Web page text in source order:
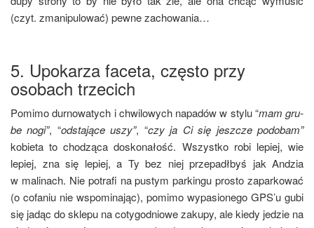
(czyt. zma­ni­pu­lo­wać) pew­ne zachowania…
5. Upokarza faceta, często przy
osobach trzecich
Pomi­mo dur­no­wa­tych i chwi­lo­wych napa­dów w sty­lu “mam gru­
be nogi”, “odsta­ją­ce uszy”, “czy ja Ci się jesz­cze podo­bam”
kobie­ta to cho­dzą­ca dosko­na­łość. Wszyst­ko robi lepiej, wie
lepiej, zna się lepiej, a Ty bez niej prze­padł­byś jak Andzia
w mali­nach. Nie potra­fi na pustym par­kin­gu pro­sto zapar­ko­wać
(o cofa­niu nie wspo­mi­na­jąc), pomi­mo wypa­sio­ne­go GPS’u gubi
się jadąc do skle­pu na coty­go­dnio­we zaku­py, ale kie­dy jedzie na